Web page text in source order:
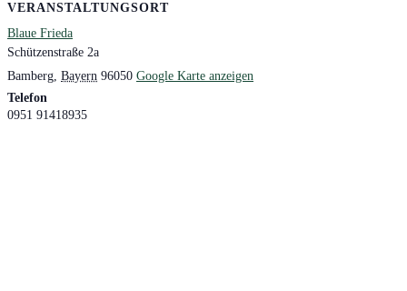
VERANSTALTUNGSORT
Blaue Frieda
Schützenstraße 2a
Bamberg Bayern 96050 Google Karte anzeigen
Telefon
0951 91418935